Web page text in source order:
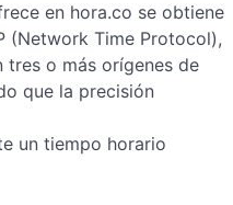
en hora.co se obtiene
(Network Time Protocol),
o más orígenes de
que la precisión
un tiempo horario